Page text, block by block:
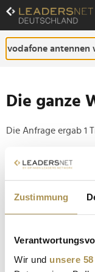
Zustimmung
Wir und unsere
Zum
Inhalt
Zur
Fußzeilen-
Navigation
Die ganze
Die Anfrage ergab 1
Tipp
Setzen Sie die
Vodafone
Oktoberfest